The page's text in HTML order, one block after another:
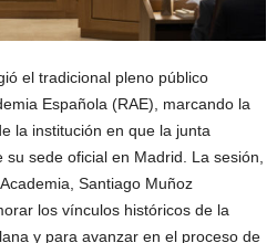
el tradicional pleno público
Española (RAE), marcando la
la institución en que la junta
sede oficial en Madrid. La sesión,
Santiago Muñoz
los vínculos históricos de la
y para avanzar en el proceso de